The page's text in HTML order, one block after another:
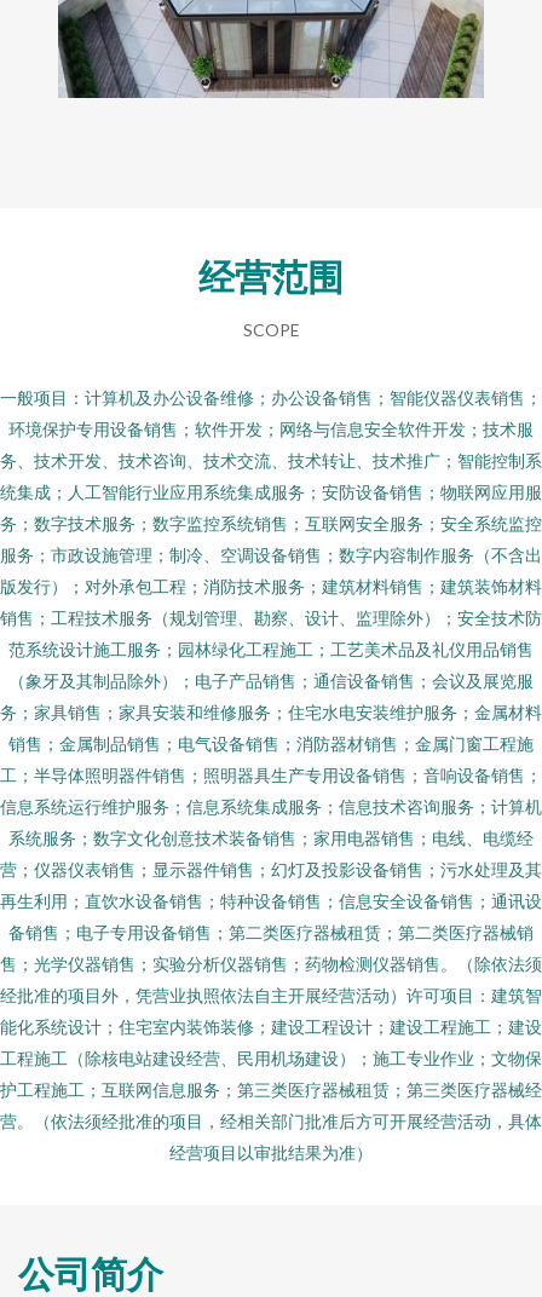
经营范围
SCOPE
一般项目：计算机及办公设备维修；办公设备销售；智能仪器仪表销售；
环境保护专用设备销售；软件开发；网络与信息安全软件开发；技术服
务、技术开发、技术咨询、技术交流、技术转让、技术推广；智能控制系
统集成；人工智能行业应用系统集成服务；安防设备销售；物联网应用服
务；数字技术服务；数字监控系统销售；互联网安全服务；安全系统监控
服务；市政设施管理；制冷、空调设备销售；数字内容制作服务（不含出
版发行）；对外承包工程；消防技术服务；建筑材料销售；建筑装饰材料
销售；工程技术服务（规划管理、勘察、设计、监理除外）；安全技术防
范系统设计施工服务；园林绿化工程施工；工艺美术品及礼仪用品销售
（象牙及其制品除外）；电子产品销售；通信设备销售；会议及展览服
务；家具销售；家具安装和维修服务；住宅水电安装维护服务；金属材料
销售；金属制品销售；电气设备销售；消防器材销售；金属门窗工程施
工；半导体照明器件销售；照明器具生产专用设备销售；音响设备销售；
信息系统运行维护服务；信息系统集成服务；信息技术咨询服务；计算机
系统服务；数字文化创意技术装备销售；家用电器销售；电线、电缆经
营；仪器仪表销售；显示器件销售；幻灯及投影设备销售；污水处理及其
再生利用；直饮水设备销售；特种设备销售；信息安全设备销售；通讯设
备销售；电子专用设备销售；第二类医疗器械租赁；第二类医疗器械销
售；光学仪器销售；实验分析仪器销售；药物检测仪器销售。（除依法须
经批准的项目外，凭营业执照依法自主开展经营活动）许可项目：建筑智
能化系统设计；住宅室内装饰装修；建设工程设计；建设工程施工；建设
工程施工（除核电站建设经营、民用机场建设）；施工专业作业；文物保
护工程施工；互联网信息服务；第三类医疗器械租赁；第三类医疗器械经
营。（依法须经批准的项目，经相关部门批准后方可开展经营活动，具体
经营项目以审批结果为准）
公司简介